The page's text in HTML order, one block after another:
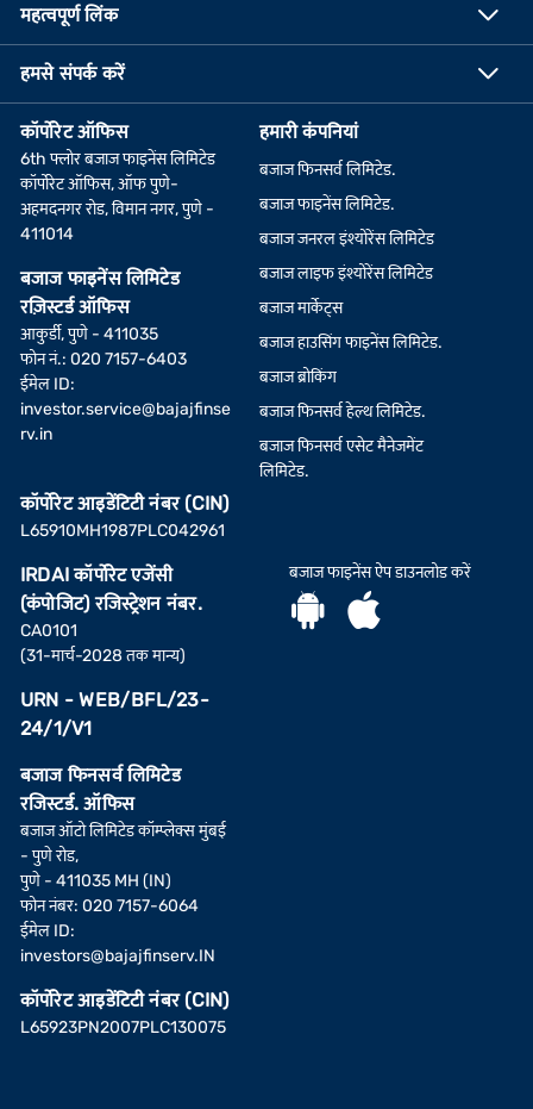
महत्वपूर्ण लिंक
हमसे संपर्क करें
कॉर्पोरेट ऑफिस
6th फ्लोर बजाज फाइनेंस लिमिटेड
कॉर्पोरेट ऑफिस, ऑफ पुणे-
अहमदनगर रोड, विमान नगर, पुणे -
411014
बजाज फाइनेंस लिमिटेड
रज़िस्टर्ड ऑफिस
आकुर्डी, पुणे - 411035
फोन नं.: 020 7157-6403
ईमेल ID:
investor.service@bajajfinse
rv.in
कॉर्पोरेट आइडेंटिटी नंबर (CIN)
L65910MH1987PLC042961
IRDAI कॉर्पोरेट एजेंसी
(कंपोजिट) रजिस्ट्रेशन नंबर.
CA0101
(31-मार्च-2028 तक मान्य)
URN - WEB/BFL/23-
24/1/V1
बजाज फिनसर्व लिमिटेड
रजिस्टर्ड. ऑफिस
बजाज ऑटो लिमिटेड कॉम्प्लेक्स मुंबई
- पुणे रोड,
पुणे - 411035 MH (IN)
फोन नंबर: 020 7157-6064
ईमेल ID:
investors@bajajfinserv.IN
कॉर्पोरेट आइडेंटिटी नंबर (CIN)
L65923PN2007PLC130075
हमारी कंपनियां
बजाज फिनसर्व लिमिटेड.
बजाज फाइनेंस लिमिटेड.
बजाज जनरल इंश्योरेंस लिमिटेड
बजाज लाइफ इंश्योरेंस लिमिटेड
बजाज मार्केट्स
बजाज हाउसिंग फाइनेंस लिमिटेड.
बजाज ब्रोकिंग
बजाज फिनसर्व हेल्थ लिमिटेड.
बजाज फिनसर्व एसेट मैनेजमेंट
लिमिटेड.
बजाज फाइनेंस ऐप डाउनलोड करें